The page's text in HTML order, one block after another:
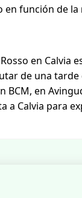
función de
en Calvia
de una
BCM, en
a Calvia para